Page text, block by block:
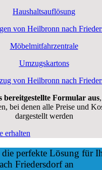
Haushaltsauflösung
von Heilbronn nach
Möbelmitfahrzentrale
Umzugskartons
von Heilbronn nach
bereitgestellte Formular aus
bei denen alle Preise und
dargestellt werden
erhalten
perfekte Lösung für
Friedersdorf an